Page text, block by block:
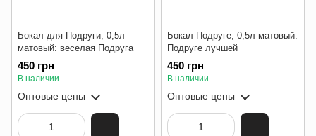
Бокал для Подруги, 0,5л
матовый: веселая Подруга
450 грн
В наличии
Оптовые цены
Бокал Подруге, 0,5л матовый:
Подруге лучшей
450 грн
В наличии
Оптовые цены